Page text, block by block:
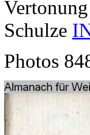
Schulze
Photos